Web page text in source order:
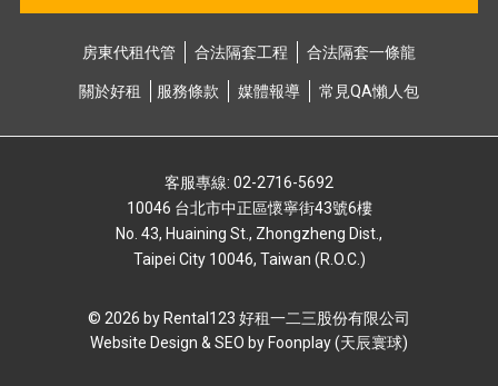
房東代租代管 合法隔套⼯程 合法隔套⼀條龍
關於好租 服務條款 媒體報導 常⾒QA懶⼈包
客服專線: 02-2716-5692
10046 台北市中正區懷寧街43號6樓
No. 43, Huaining St., Zhongzheng Dist.,
Taipei City 10046, Taiwan (R.O.C.)
© 2026 by Rental123 好租⼀⼆三股份有限公司
Website Design & SEO by Foonplay (天辰寰球)